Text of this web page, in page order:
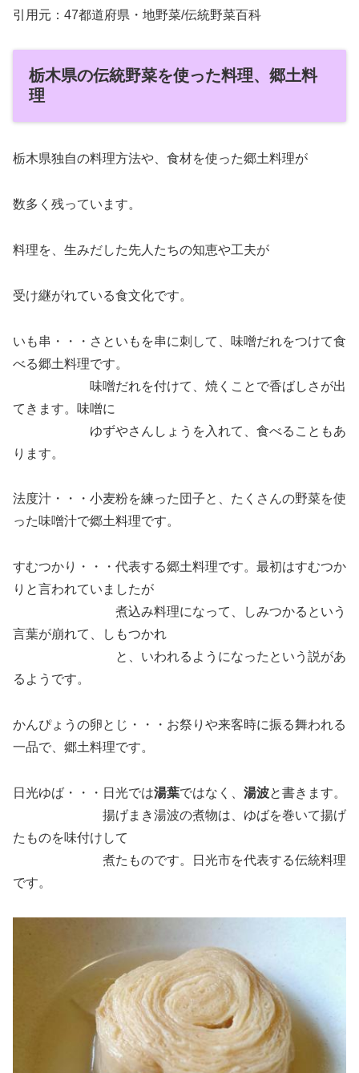
引用元：47都道府県・地野菜/伝統野菜百科
栃木県の伝統野菜を使った料理、郷土料
理
栃木県独自の料理方法や、食材を使った郷土料理が
数多く残っています。
料理を、生みだした先人たちの知恵や工夫が
受け継がれている食文化です。
いも串・・・さといもを串に刺して、味噌だれをつけて食
べる郷土料理です。
味噌だれを付けて、焼くことで香ばしさが出
てきます。味噌に
ゆずやさんしょうを入れて、食べることもあ
ります。
法度汁・・・小麦粉を練った団子と、たくさんの野菜を使
った味噌汁で郷土料理です。
すむつかり・・・代表する郷土料理です。最初はすむつか
りと言われていましたが
煮込み料理になって、しみつかるという
言葉が崩れて、しもつかれ
と、いわれるようになったという説があ
るようです。
かんぴょうの卵とじ・・・お祭りや来客時に振る舞われる
一品で、郷土料理です。
日光ゆば・・・日光では湯葉ではなく、 湯波と書きます。
揚げまき湯波の煮物は、ゆばを巻いて揚げ
たものを味付けして
煮たものです。日光市を代表する伝統料理
です。